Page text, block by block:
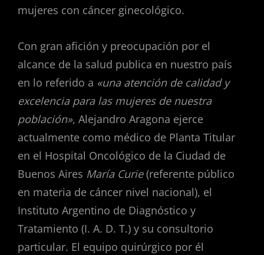
mujeres con cáncer ginecológico.
Con gran afición y preocupación por el
alcance de la salud publica en nuestro país
en lo referido a «una atención de calidad y
excelencia para las mujeres de nuestra
población», Alejandro Aragona ejerce
actualmente como médico de Planta Titular
en el Hospital Oncológico de la Ciudad de
Buenos Aires María Curie(referente público
en materia de cáncer nivel nacional), el
Instituto Argentino de Diagnóstico y
Tratamiento (I. A. D. T.) y su consultorio
particular. El equipo quirúrgico por él